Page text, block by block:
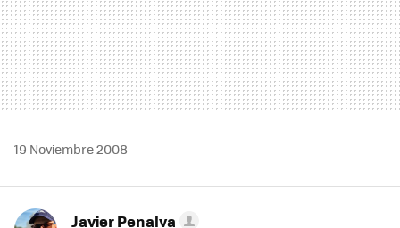
19 Noviembre 2008
Javier Penalva